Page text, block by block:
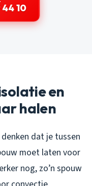
44 10
en
halen
dat je tussen
moet laten voor
nog, zo’n spouw